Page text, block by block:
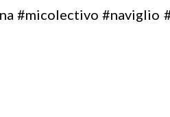
#micolectivo #naviglio